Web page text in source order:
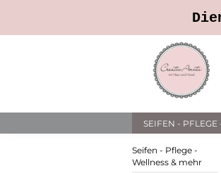
SEIFEN - PFLEGE
Seifen - Pflege -
Wellness & mehr